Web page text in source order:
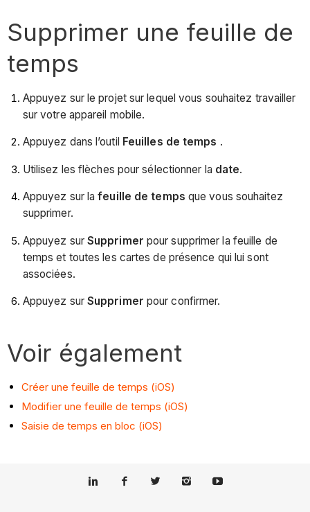
Supprimer une feuille de
temps
Appuyez sur le projet sur lequel vous souhaitez travailler
sur votre appareil mobile.
Appuyez dans l’outil Feuilles de temps .
Utilisez les flèches pour sélectionner la date.
Appuyez sur lafeuille de temps que vous souhaitez
supprimer.
Appuyez sur Supprimer pour supprimer la feuille de
temps et toutes les cartes de présence qui lui sont
associées.
Appuyez sur Supprimer pour confirmer.
Voir également
Créer une feuille de temps (iOS)
Modifier une feuille de temps (iOS)
Saisie de temps en bloc (iOS)